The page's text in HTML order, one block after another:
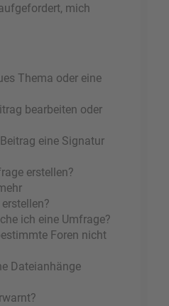
mich
Thema oder eine
bearbeiten oder
eine Signatur
erstellen?
ich eine Umfrage?
Foren nicht
Dateianhänge